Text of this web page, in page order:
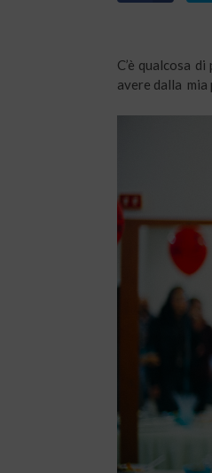
C’è qualcosa
avere dalla mia